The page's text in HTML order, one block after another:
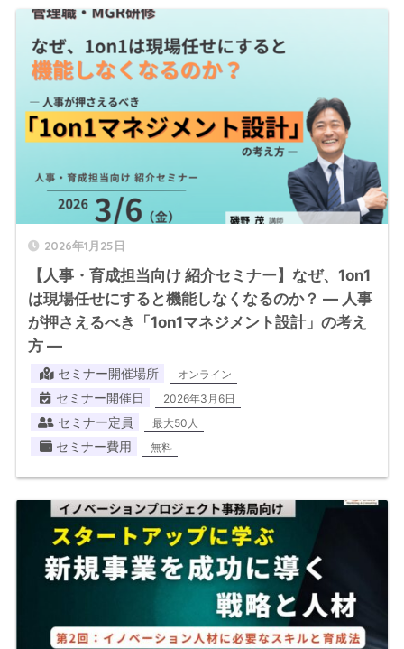
2026年1月25日
【人事・育成担当向け 紹介セミナー】なぜ、1on1
は現場任せにすると機能しなくなるのか？ ― 人事
が押さえるべき「1on1マネジメント設計」の考え
方 ―
セミナー開催場所 オンライン
セミナー開催日 2026年3月6日
セミナー定員 最大50人
セミナー費用 無料